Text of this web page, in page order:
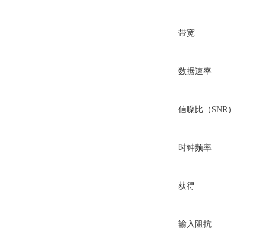
带宽
数据速率
信噪比（SNR）
时钟频率
获得
输入阻抗